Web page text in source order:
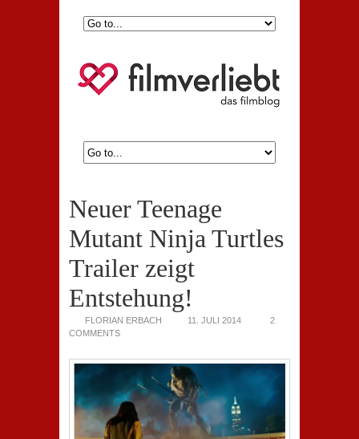
Neuer Teenage
Mutant Ninja Turtles
Trailer zeigt
Entstehung!
FLORIAN ERBACH 11. JULI 2014
2
COMMENTS